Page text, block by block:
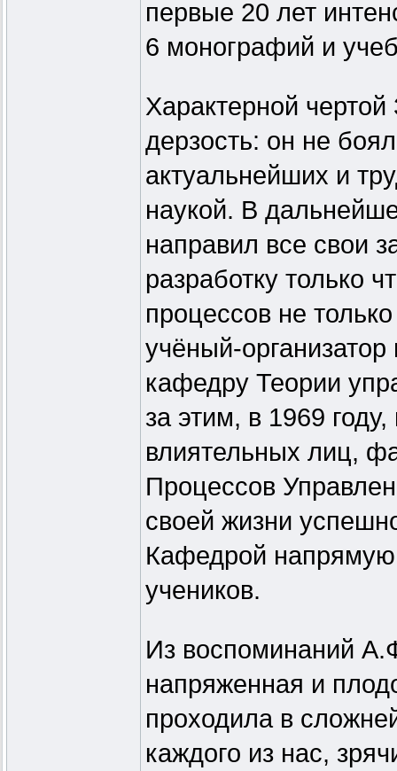
первые 20 лет
6 монографий и
Характерной
дерзость: он не
актуальнейших и
наукой. В
направил все свои
разработку только
процессов не
учёный-
кафедру Теории
за этим, в 1969
влиятельных лиц,
Процессов
своей жизни
Кафедрой
учеников.
Из воспоминаний
напряженная и
проходила в
каждого из нас,